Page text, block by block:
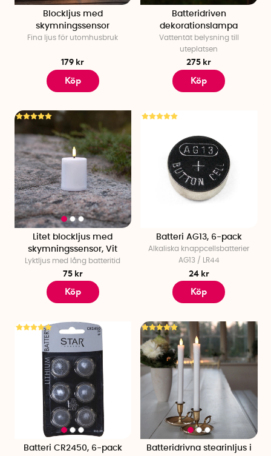
Blockljus med
skymningssensor
Fina ljus för utomhusbruk
179 kr
Köp
Batteridriven
dekorationslampa
Vattentät belysning till
uteplatsen
275 kr
Köp
Litet blockljus med
skymningssensor, Vit
Lyktljus med lång batteritid
75 kr
Köp
Batteri AG13, 6-pack
Alkaliska knappcellsbatterier
AG13 / LR44
24 kr
Köp
Batteri CR2450, 6-pack
Batteridrivna stearinljus i